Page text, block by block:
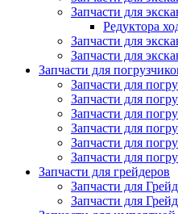
Запчасти для
Редуктора
Запчасти для
Запчасти для
Запчасти для
Запчасти для
Запчасти для
Запчасти для
Запчасти для
Запчасти для
Запчасти для
Запчасти для грейдеров
Запчасти для
Запчасти для